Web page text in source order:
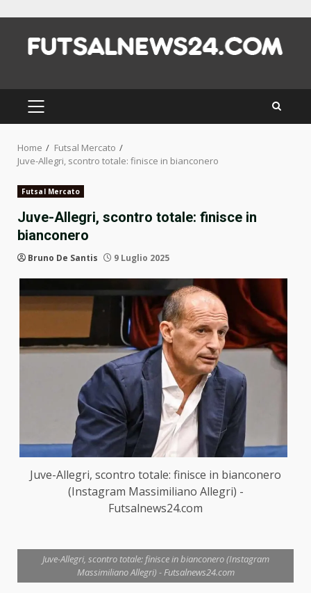
content
PRIMARY
MENU
Home
Futsal Mercato
Juve-Allegri, scontro totale: finisce in bianconero
Futsal Mercato
Juve-Allegri, scontro totale: finisce in
bianconero
Bruno De Santis 9 Luglio 2025
Juve-Allegri, scontro totale: finisce in bianconero
(Instagram Massimiliano Allegri) -
Futsalnews24.com
Juve-Allegri, scontro totale: finisce in bianconero (Instagram
Massimiliano Allegri) - Futsalnews24.com